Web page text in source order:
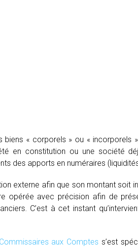
« corporels » ou « incorporels »,
en constitution ou une société
des apports en numéraires
externe afin que son montant soit
opérée avec précision afin de
C’est à cet instant
aux Comptes s’est